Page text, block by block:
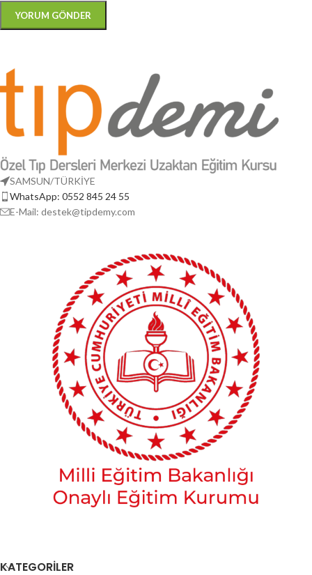
SAMSUN/TÜRKİYE
WhatsApp: 0552 845 24 55
E-Mail: destek@tipdemy.com
KATEGORİLER